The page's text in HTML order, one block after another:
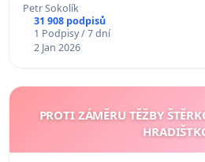
Petr Sokolík
31 908 podpisů
1 Podpisy / 7 dní
2 Jan 2026
PROTI ZÁMĚRU TĚŽBY